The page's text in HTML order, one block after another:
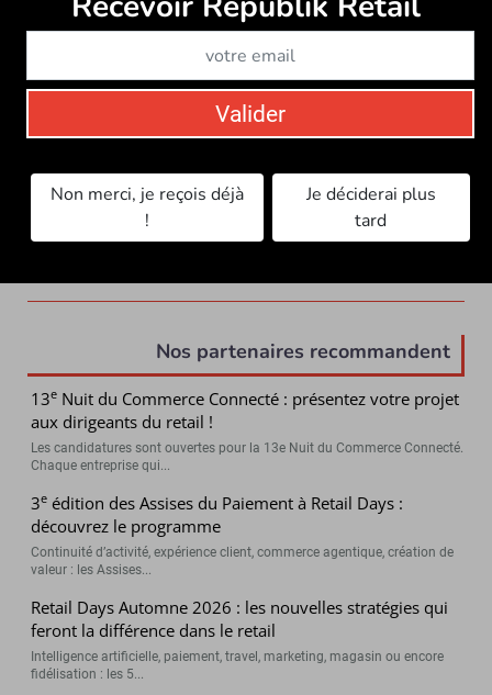
Nos partenaires recommandent
13e Nuit du Commerce Connecté : présentez votre projet
aux dirigeants du retail !
Les candidatures sont ouvertes pour la 13e Nuit du Commerce Connecté.
Chaque entreprise qui...
3e édition des Assises du Paiement à Retail Days :
découvrez le programme
Continuité d’activité, expérience client, commerce agentique, création de
valeur : les Assises...
Retail Days Automne 2026 : les nouvelles stratégies qui
feront la différence dans le retail
Intelligence artificielle, paiement, travel, marketing, magasin ou encore
fidélisation : les 5...
Valider
Non merci, je reçois déjà
!
Je déciderai plus
tard